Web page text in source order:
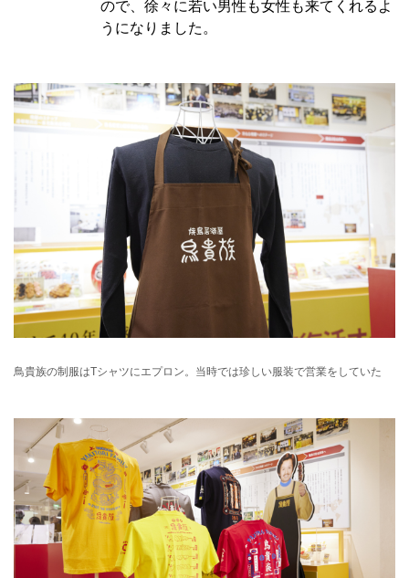
ので、徐々に若い男性も女性も来てくれるよ
うになりました。
鳥貴族の制服はTシャツにエプロン。当時では珍しい服装で営業をしていた